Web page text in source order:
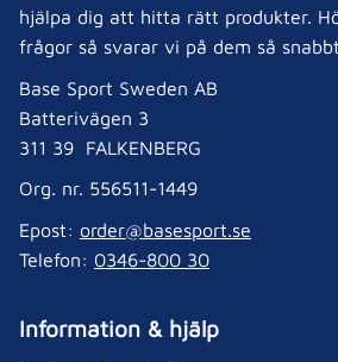
hjälpa dig att hitta rätt produkter.
frågor så svarar vi på dem så
Base Sport Sweden AB
Batterivägen 3
311 39 FALKENBERG
Org. nr. 556511-1449
Epost: order@basesport.se
Telefon: 0346-800 30
Information & hjälp